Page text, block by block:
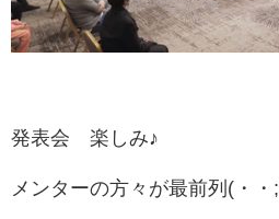
発表会 楽しみ♪
メンターの方々が最前列(・・;